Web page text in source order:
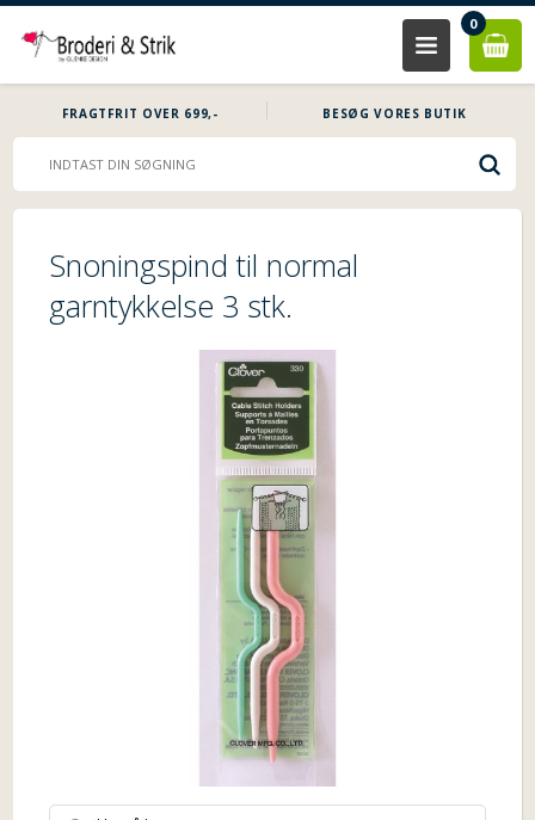
0
FRAGTFRIT OVER 699,- BESØG VORES BUTIK
Snoningspind til normal
garntykkelse 3 stk.